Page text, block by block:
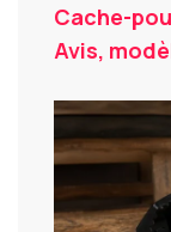
Cache-
Avis,